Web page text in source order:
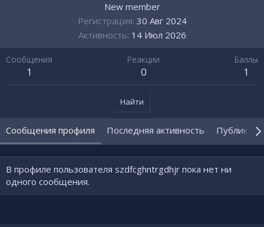
New member
Регистрация 30 Авг 2024
Активность 14 Июл 2026
Сообщения
1
Реакции
0
Баллы
1
Найти
Сообщения профиля Последняя активность
В профиле пользователя szdfcghntrgdhjr пока нет ни
одного сообщения.